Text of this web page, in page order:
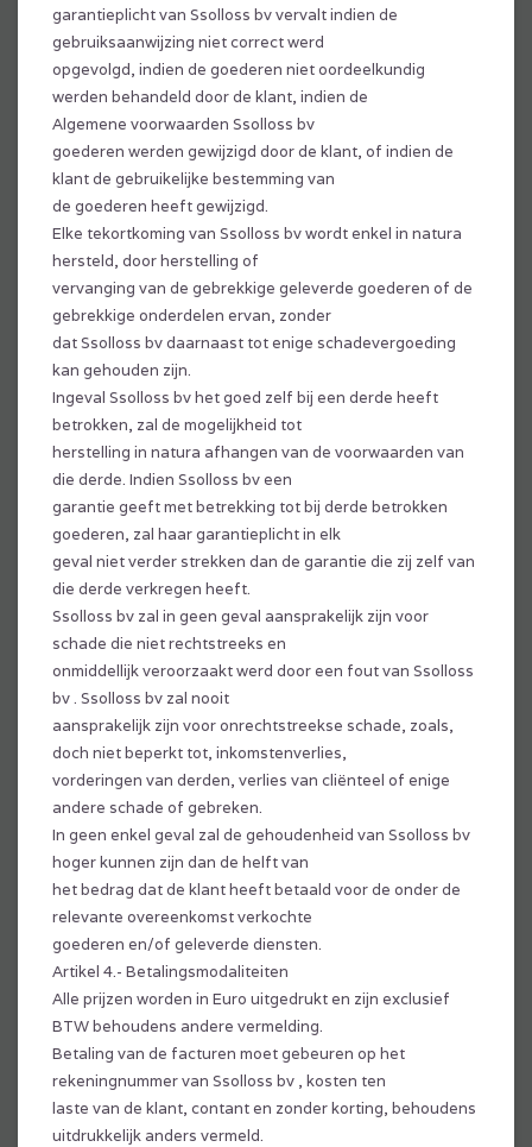
garantieplicht van Ssolloss bv vervalt indien de
gebruiksaanwijzing niet correct werd
opgevolgd, indien de goederen niet oordeelkundig
werden behandeld door de klant, indien de
Algemene voorwaarden Ssolloss bv
goederen werden gewijzigd door de klant, of indien de
klant de gebruikelijke bestemming van
de goederen heeft gewijzigd.
Elke tekortkoming van Ssolloss bv wordt enkel in natura
hersteld, door herstelling of
vervanging van de gebrekkige geleverde goederen of de
gebrekkige onderdelen ervan, zonder
dat Ssolloss bv daarnaast tot enige schadevergoeding
kan gehouden zijn.
Ingeval Ssolloss bv het goed zelf bij een derde heeft
betrokken, zal de mogelijkheid tot
herstelling in natura afhangen van de voorwaarden van
die derde. Indien Ssolloss bv een
garantie geeft met betrekking tot bij derde betrokken
goederen, zal haar garantieplicht in elk
geval niet verder strekken dan de garantie die zij zelf van
die derde verkregen heeft.
Ssolloss bv zal in geen geval aansprakelijk zijn voor
schade die niet rechtstreeks en
onmiddellijk veroorzaakt werd door een fout van Ssolloss
bv . Ssolloss bv zal nooit
aansprakelijk zijn voor onrechtstreekse schade, zoals,
doch niet beperkt tot, inkomstenverlies,
vorderingen van derden, verlies van cliënteel of enige
andere schade of gebreken.
In geen enkel geval zal de gehoudenheid van Ssolloss bv
hoger kunnen zijn dan de helft van
het bedrag dat de klant heeft betaald voor de onder de
relevante overeenkomst verkochte
goederen en/of geleverde diensten.
Artikel 4.- Betalingsmodaliteiten
Alle prijzen worden in Euro uitgedrukt en zijn exclusief
BTW behoudens andere vermelding.
Betaling van de facturen moet gebeuren op het
rekeningnummer van Ssolloss bv , kosten ten
laste van de klant, contant en zonder korting, behoudens
uitdrukkelijk anders vermeld.